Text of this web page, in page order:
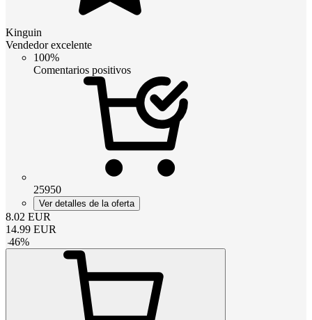
Kinguin
Vendedor excelente
100%
Comentarios positivos
25950
Ver detalles de la oferta
8.02 EUR
14.99 EUR
-46%